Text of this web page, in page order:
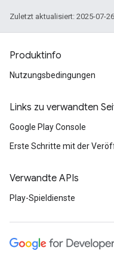
Zuletzt aktualisiert: 2025-07-
Produktinfo
Nutzungsbedingungen
Links zu verwandten
Google Play Console
Erste Schritte mit der
Verwandte APIs
Play-Spieldienste